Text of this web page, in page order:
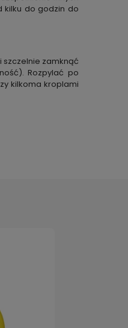
kilku do godzin do
szczelnie zamknąć
Rozpylać po
kilkoma kroplami